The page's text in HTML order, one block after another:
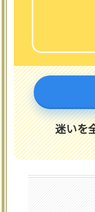
迷いを